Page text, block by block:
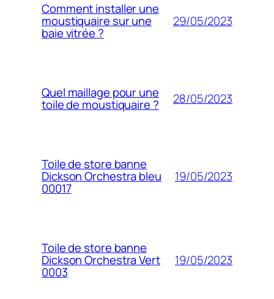
Comment installer une
moustiquaire sur une
baie vitrée ?
29/05/2023
Quel maillage pour une
toile de moustiquaire ? 28/05/2023
Toile de store banne
Dickson Orchestra bleu
00017
19/05/2023
Toile de store banne
Dickson Orchestra Vert
0003
19/05/2023